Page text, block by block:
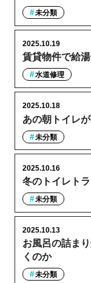
未分類
賃貸物件で給
2025.10.19
水道修理
あの朝トイレ
2025.10.18
未分類
冬のトイレト
2025.10.16
未分類
お風呂の詰ま
くのか
2025.10.13
未分類